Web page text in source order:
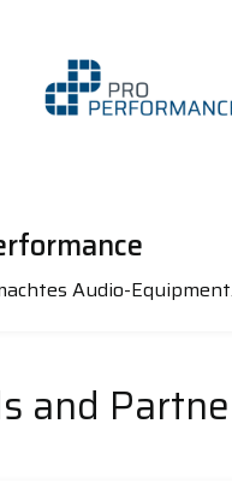
Audio-Equipment.
and